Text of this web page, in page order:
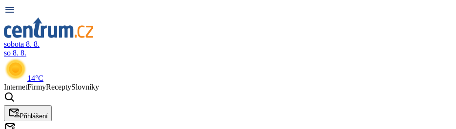
sobota 8. 8.
so 8. 8.
14°C
InternetFirmyReceptySlovníky
Přihlášení